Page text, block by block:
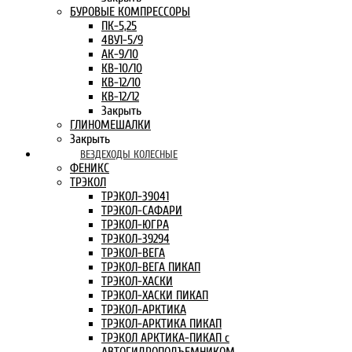
БУРОВЫЕ КОМПРЕССОРЫ
ПК-5,25
4ВУ1-5/9
АК-9/10
КВ-10/10
КВ-12/10
КВ-12/12
Закрыть
ГЛИНОМЕШАЛКИ
Закрыть
ВЕЗДЕХОДЫ КОЛЕСНЫЕ
ФЕНИКС
ТРЭКОЛ
ТРЭКОЛ-39041
ТРЭКОЛ-САФАРИ
ТРЭКОЛ-ЮГРА
ТРЭКОЛ-39294
ТРЭКОЛ-ВЕГА
ТРЭКОЛ-ВЕГА ПИКАП
ТРЭКОЛ-ХАСКИ
ТРЭКОЛ-ХАСКИ ПИКАП
ТРЭКОЛ-АРКТИКА
ТРЭКОЛ-АРКТИКА ПИКАП
ТРЭКОЛ АРКТИКА-ПИКАП с